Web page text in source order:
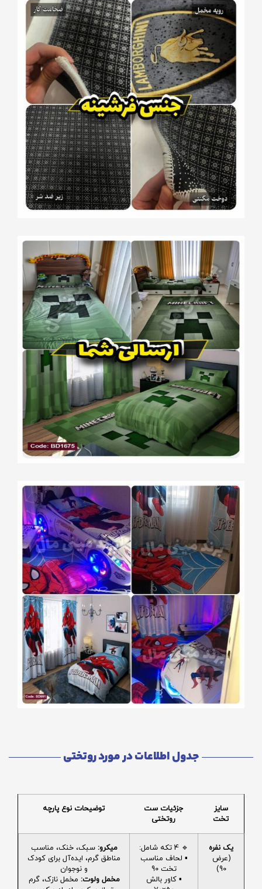
جدول اطلاعات در مورد روتختی
سایز
تخت
جزئیات ست
روتختی
توضیحات نوع پارچه
یک نفره
(عرض
90)
🔹 4 تکه شامل:
▪️ لحاف مناسب
تخت 90
▪️ کاور بالش
میکرو: سبک، خنک، مناسب
مناطق گرم، ایده‌آل برای کودک
و نوجوان
مخمل ولوت: مخمل نازک، گرم